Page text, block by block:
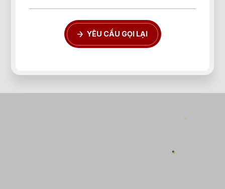
YÊU CẦU GỌI LẠI